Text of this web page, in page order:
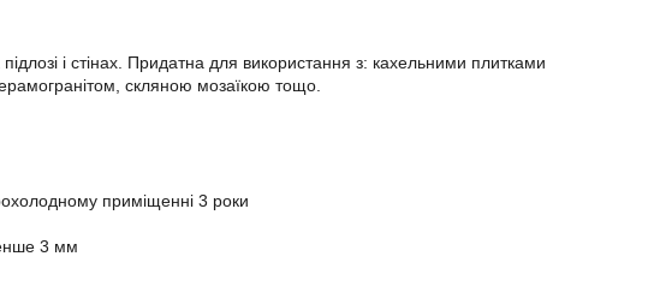
і стінах. Придатна для використання з: кахельними плитками
скляною мозаїкою тощо.
приміщенні 3 роки
3 мм